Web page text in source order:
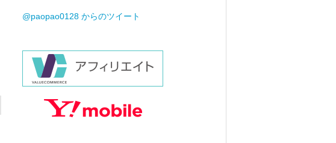
@paopao0128 からのツイート